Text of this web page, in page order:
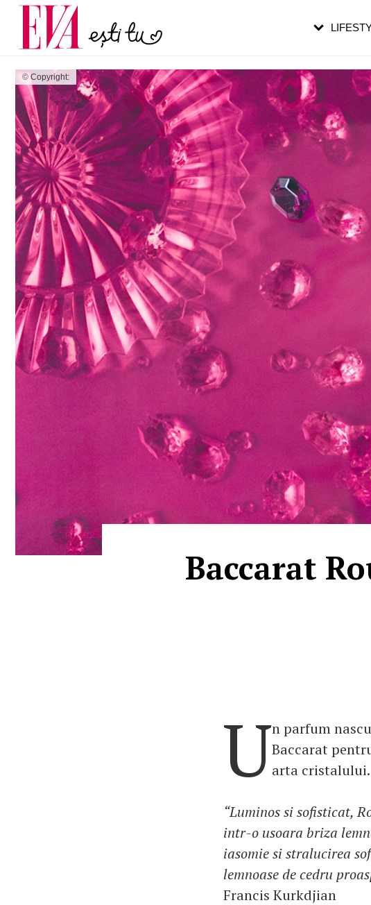
© Copyright:
Baccarat
Un parfum
Baccarat
arta
“Luminos si sofisticat,
intr-o usoara briza
iasomie si stralucirea
lemnoase de cedru
Francis Kurkdjian
Carieră
Actualitate
pe măsură ce înaintezi în vârstă